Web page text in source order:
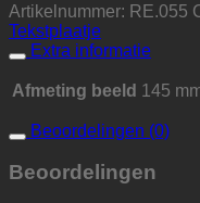
Artikelnummer: RE.055
Tekstplaatje
Extra informatie
Afmeting beeld 145
Beoordelingen (0)
Beoordelingen